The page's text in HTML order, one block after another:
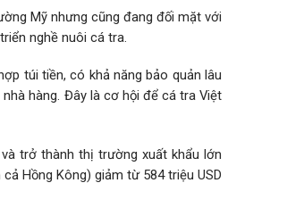
Mỹ nhưng cũng đang đối mặt với
nghề nuôi cá tra.
túi tiền, có khả năng bảo quản lâu
hàng. Đây là cơ hội để cá tra Việt
trở thành thị trường xuất khẩu lớn
Hồng Kông) giảm từ 584 triệu USD